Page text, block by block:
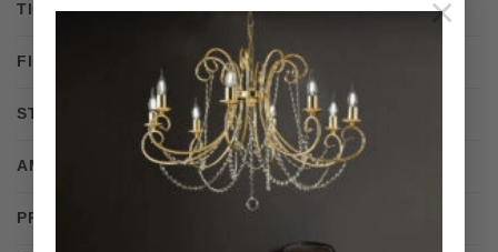
×
TIPOLOGIA lampada da terra
FINITURE Oro spazzolato
STILE Moderno, Contemporaneo
AMBIENTE Soggiorno,Sala,Camera da letto
PRODUTTORE